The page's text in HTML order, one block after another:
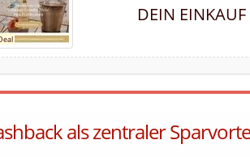
DEIN
als zentraler